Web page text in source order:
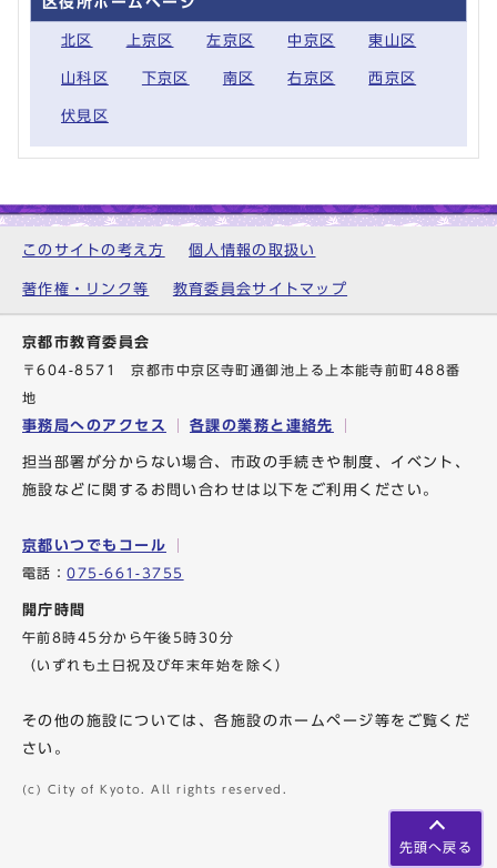
北区 上京区 左京区 中京区 東山区
山科区 下京区 南区 右京区 西京区
伏見区
先頭へ戻る
このサイトの考え方 個人情報の取扱い
著作権・リンク等 教育委員会サイトマップ
京都市教育委員会
〒604-8571 京都市中京区寺町通御池上る上本能寺前町488番
地
事務局へのアクセス 各課の業務と連絡先
担当部署が分からない場合、市政の手続きや制度、イベント、
施設などに関するお問い合わせは以下をご利用ください。
京都いつでもコール
電話：075-661-3755
開庁時間
午前8時45分から午後5時30分
（いずれも土日祝及び年末年始を除く）
その他の施設については、各施設のホームページ等をご覧くだ
さい。
(c) City of Kyoto. All rights reserved.